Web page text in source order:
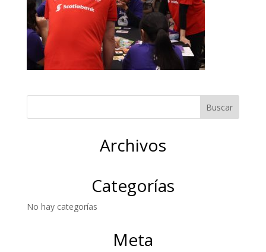
Archivos
Categorías
No hay categorías
Meta